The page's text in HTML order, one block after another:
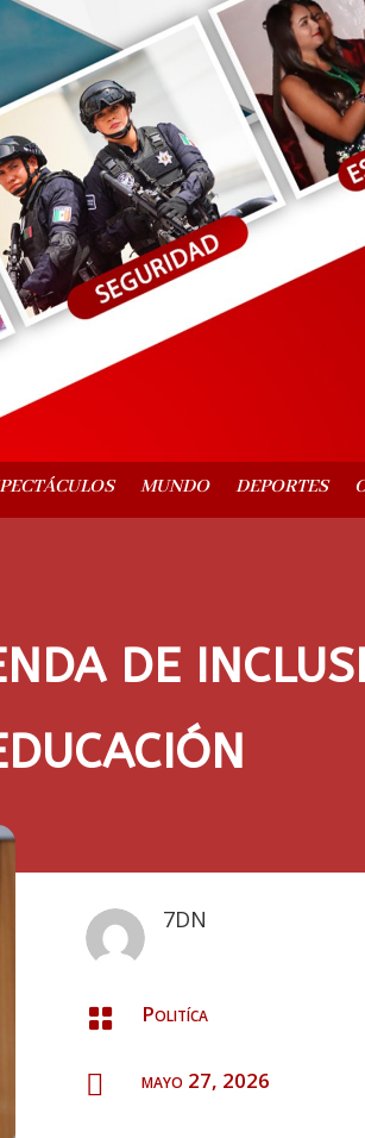
MUNDO DEPORTES
DE
7DN
 Politíca
 mayo 27, 2026